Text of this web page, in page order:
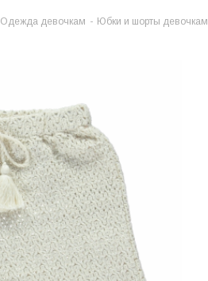
Одежда девочкам - Юбки и шорты девочкам